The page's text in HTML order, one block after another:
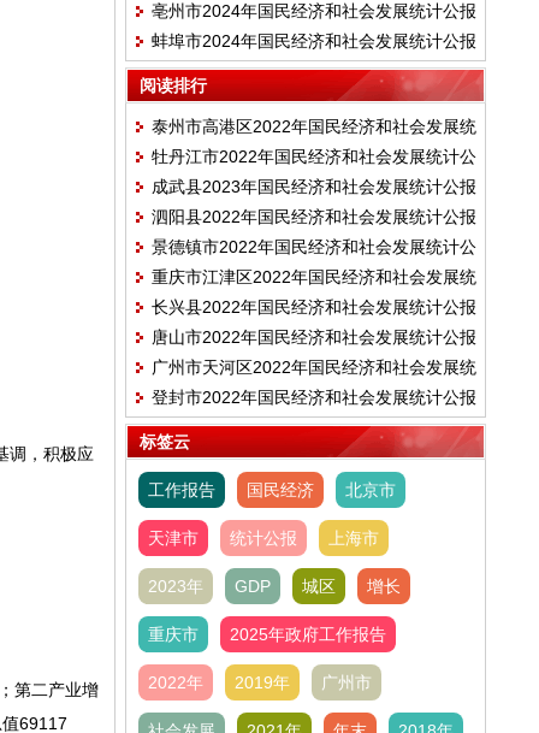
调，积极应
第二产业增
69117
亳州市2024年国民经济和社会发展统计公报
蚌埠市2024年国民经济和社会发展统计公报
阅读排行
泰州市高港区2022年国民经济和社会发展统
计公报
牡丹江市2022年国民经济和社会发展统计公
报
成武县2023年国民经济和社会发展统计公报
泗阳县2022年国民经济和社会发展统计公报
景德镇市2022年国民经济和社会发展统计公
报
重庆市江津区2022年国民经济和社会发展统
计公报
长兴县2022年国民经济和社会发展统计公报
唐山市2022年国民经济和社会发展统计公报
广州市天河区2022年国民经济和社会发展统
计公报
登封市2022年国民经济和社会发展统计公报
标签云
工作报告 国民经济 北京市
天津市 统计公报 上海市
2023年 GDP 城区 增长
重庆市 2025年政府工作报告
2022年 2019年 广州市